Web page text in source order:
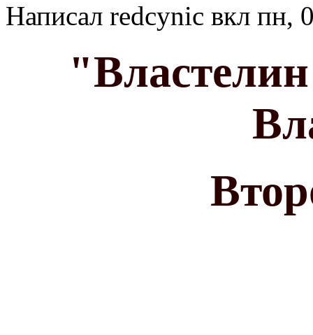
Написал redcynic вкл пн,